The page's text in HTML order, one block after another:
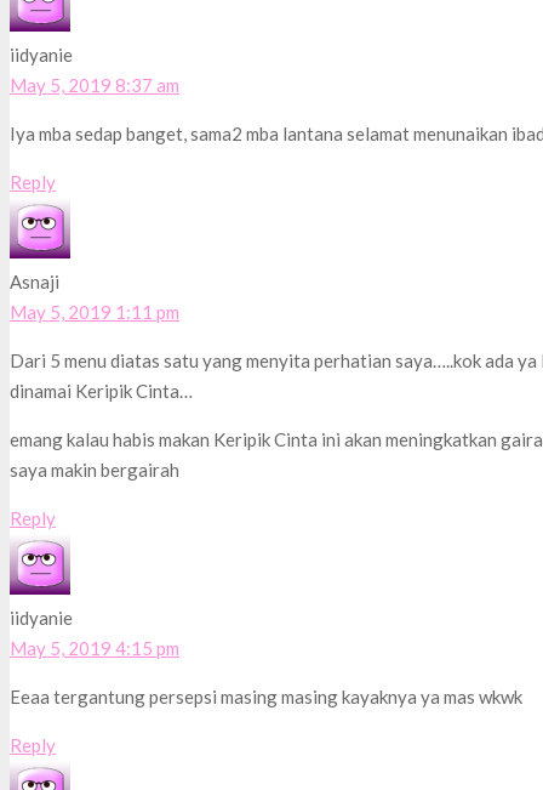
iidyanie
May 5, 2019 8:37 am
Iya mba sedap banget, sama2 mba lantana selamat menunaikan
Reply
Asnaji
May 5, 2019 1:11 pm
Dari 5 menu diatas satu yang menyita perhatian saya…..kok ada
dinamai Keripik Cinta…
emang kalau habis makan Keripik Cinta ini akan meningkatkan
saya makin bergairah
Reply
iidyanie
May 5, 2019 4:15 pm
Eeaa tergantung persepsi masing masing kayaknya ya mas wkwk
Reply